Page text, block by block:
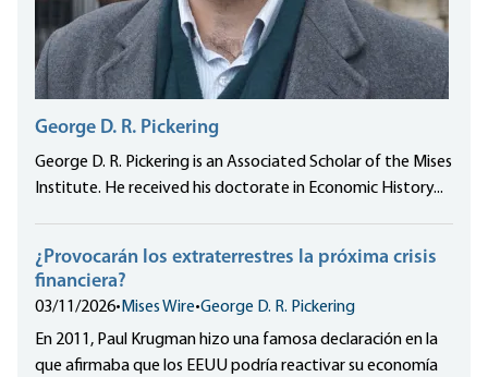
George D. R. Pickering
George D. R. Pickering is an Associated Scholar of the Mises
Institute. He received his doctorate in Economic History...
¿Provocarán los extraterrestres la próxima crisis
financiera?
03/11/2026• Mises Wire•George D. R. Pickering
En 2011, Paul Krugman hizo una famosa declaración en la
que afirmaba que los EEUU podría reactivar su economía